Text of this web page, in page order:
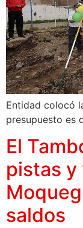
Entidad colocó
presupuesto es
El
pistas y
saldos